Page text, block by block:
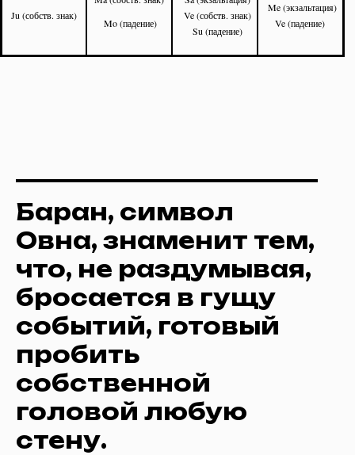
Me (экзальтация)
Ve (падение)
Ve (собств. знак)
Su (падение)
Mo (падение)
Ju (собств. знак)
Баран, символ
Овна, знаменит тем,
что, не раздумывая,
бросается в гущу
событий, готовый
пробить
собственной
головой любую
стену.